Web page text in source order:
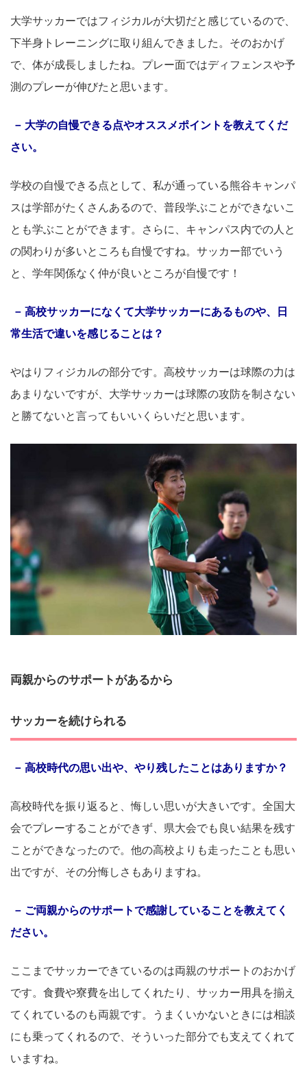
大学サッカーではフィジカルが大切だと感じているので、
下半身トレーニングに取り組んできました。そのおかげ
で、体が成長しましたね。プレー面ではディフェンスや予
測のプレーが伸びたと思います。
大学の自慢できる点やオススメポイントを教えてくだ
さい。
学校の自慢できる点として、私が通っている熊谷キャンパ
スは学部がたくさんあるので、普段学ぶことができないこ
とも学ぶことができます。さらに、キャンパス内での人と
の関わりが多いところも自慢ですね。サッカー部でいう
と、学年関係なく仲が良いところが自慢です！
高校サッカーになくて大学サッカーにあるものや、日
常生活で違いを感じることは？
やはりフィジカルの部分です。高校サッカーは球際の力は
あまりないですが、大学サッカーは球際の攻防を制さない
と勝てないと言ってもいいくらいだと思います。
両親からのサポートがあるから
サッカーを続けられる
高校時代の思い出や、やり残したことはありますか？
高校時代を振り返ると、悔しい思いが大きいです。全国大
会でプレーすることができず、県大会でも良い結果を残す
ことができなったので。他の高校よりも走ったことも思い
出ですが、その分悔しさもありますね。
ご両親からのサポートで感謝していることを教えてく
ださい。
ここまでサッカーできているのは両親のサポートのおかげ
です。食費や寮費を出してくれたり、サッカー用具を揃え
てくれているのも両親です。うまくいかないときには相談
にも乗ってくれるので、そういった部分でも支えてくれて
いますね。